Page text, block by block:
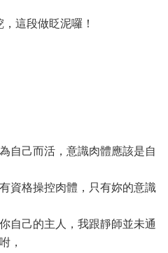
這段做眨泥囉！
自己而活，意識肉體應該是自
資格操控肉體，只有妳的意識
自己的主人，我跟靜師並未通
，